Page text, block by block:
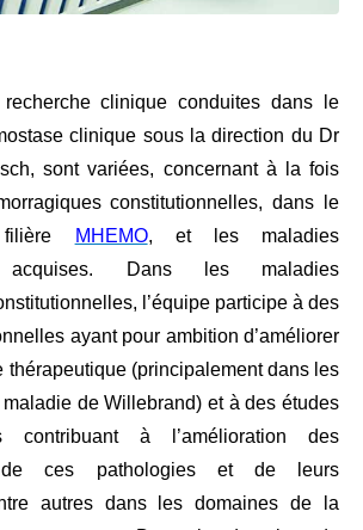
clinique conduites dans le
clinique sous la direction du Dr
sont variées, concernant à la fois
constitutionnelles, dans le
MHEMO, et les maladies
acquises. Dans les maladies
l’équipe participe à des
ayant pour ambition d’améliorer
thérapeutique (principalement dans les
de Willebrand) et à des études
contribuant à l’amélioration des
de ces pathologies et de leurs
autres dans les domaines de la